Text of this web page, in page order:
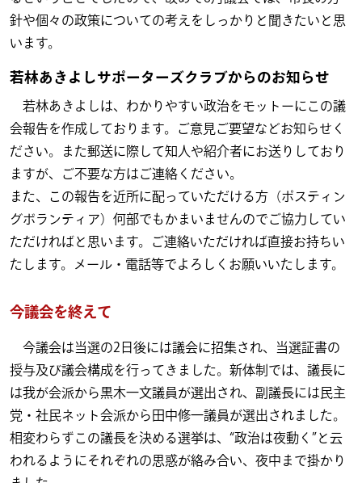
針や個々の政策についての考えをしっかりと聞きたいと思
います。
若林あきよしサポーターズクラブからのお知らせ
若林あきよしは、わかりやすい政治をモットーにこの議
会報告を作成しております。ご意見ご要望などお知らせく
ださい。また郵送に際して知人や紹介者にお送りしており
ますが、ご不要な方はご連絡ください。
また、この報告を近所に配っていただける方（ポスティン
グボランティア）何部でもかまいませんのでご協力してい
ただければと思います。ご連絡いただければ直接お持ちい
たします。メール・電話等でよろしくお願いいたします。
今議会を終えて
今議会は当選の2日後には議会に招集され、当選証書の
授与及び議会構成を行ってきました。新体制では、議長に
は我が会派から黒木一文議員が選出され、副議長には民主
党・社民ネット会派から田中修一議員が選出されました。
相変わらずこの議長を決める選挙は、“政治は夜動く”と云
われるようにそれぞれの思惑が絡み合い、夜中まで掛かり